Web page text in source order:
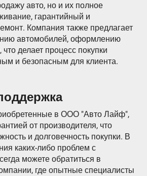
авто, но и их полное
гарантийный и
Компания также предлагает
автомобилей, оформлению
что делает процесс покупки
и безопасным для клиента.
в ООО "Авто Лайф",
от производителя, что
и долговечность покупки. В
каких-либо проблем с
можете обратиться в
где опытные специалисты